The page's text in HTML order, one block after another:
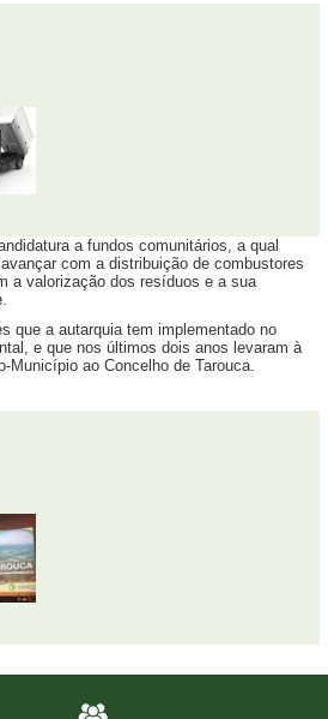
a fundos comunitários, a qual
com a distribuição de combustores
a valorização dos resíduos e a sua
que a autarquia tem implementado no
e que nos últimos dois anos levaram à
Município ao Concelho de Tarouca.